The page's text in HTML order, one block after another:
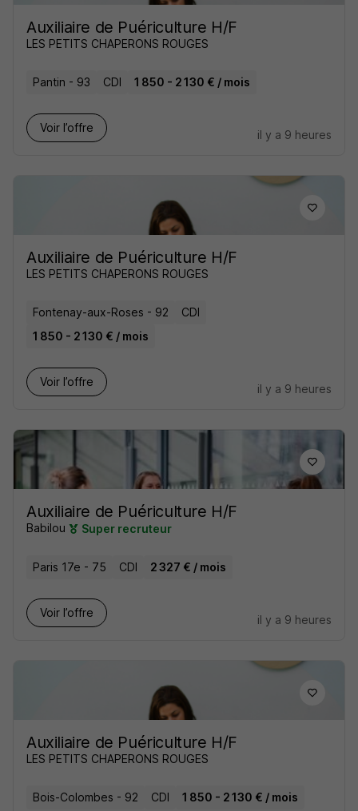
Auxiliaire de Puériculture H/F
LES PETITS CHAPERONS ROUGES
Pantin - 93 CDI 1 850 - 2 130 € / mois
Voir l’offre
il y a 9 heures
Auxiliaire de Puériculture H/F
LES PETITS CHAPERONS ROUGES
Fontenay-aux-Roses - 92
CDI
1 850 - 2 130 € / mois
Voir l’offre
il y a 9 heures
Auxiliaire de Puériculture H/F
Babilou Super recruteur
Paris 17e - 75 CDI 2 327 € / mois
Voir l’offre
il y a 9 heures
Auxiliaire de Puériculture H/F
LES PETITS CHAPERONS ROUGES
Bois-Colombes - 92 CDI 1 850 - 2 130 € / mois